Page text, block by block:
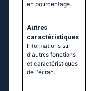
en pourcentage.
Autres
caractéristiques
Informations sur
d'autres fonctions
et caractéristiques
de l'écran.